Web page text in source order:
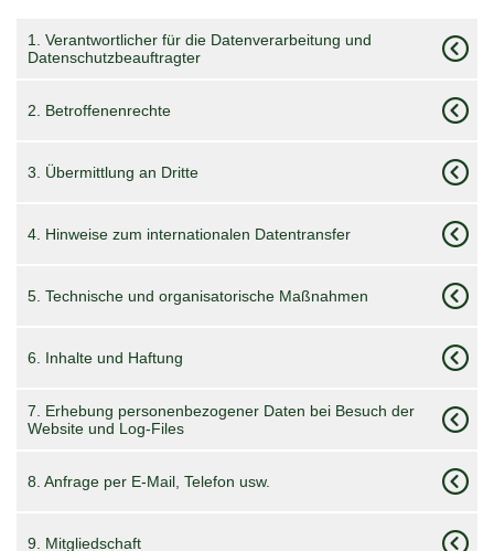
1. Verantwortlicher für die Datenverarbeitung und
Datenschutzbeauftragter
2. Betroffenenrechte
3. Übermittlung an Dritte
4. Hinweise zum internationalen Datentransfer
5. Technische und organisatorische Maßnahmen
6. Inhalte und Haftung
7. Erhebung personenbezogener Daten bei Besuch der
Website und Log-Files
8. Anfrage per E-Mail, Telefon usw.
9. Mitgliedschaft